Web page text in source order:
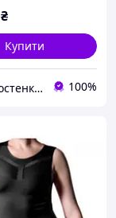
₴
Купити
СПД Холостенко С.Ф. 100%